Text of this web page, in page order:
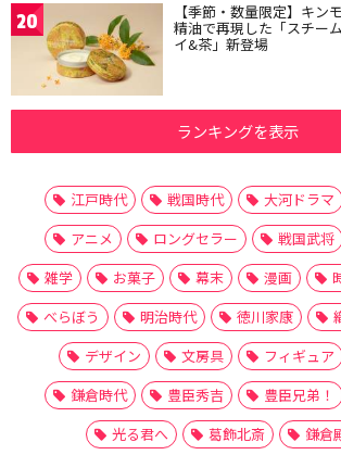
20 【季節・数量限定】キン
精油で再現した「スチー
イ&茶」新登場
ランキングを表示
江戸時代 戦国時代 大河ドラマ
アニメ
ロングセラー 戦国武将
雑学
お菓子 幕末 漫画
べらぼう
明治時代 徳川家康
デザイン
文房具 フィギュア
鎌倉時代
豊臣秀吉 豊臣兄弟！
光る君へ
葛飾北斎 鎌倉